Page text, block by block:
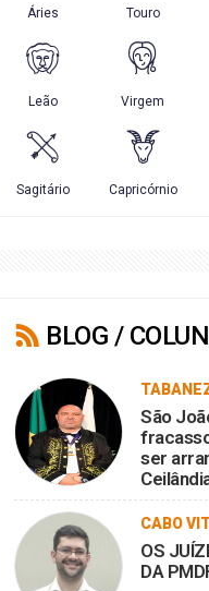
BLOG /
São
ser
CABO
OS
DA